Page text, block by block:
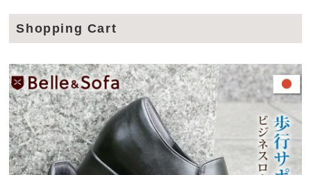
Shopping Cart